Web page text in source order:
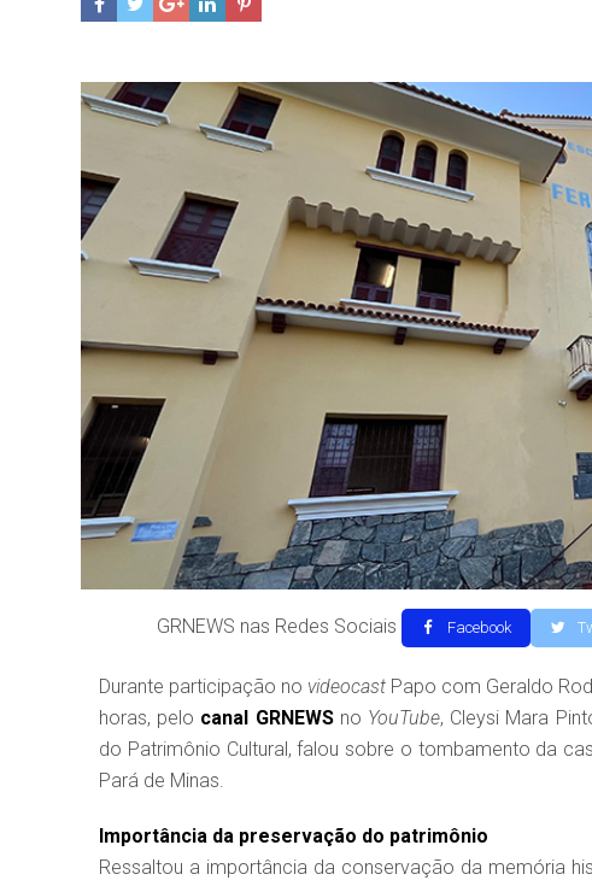
GRNEWS nas Redes Sociais Facebook
Durante participação no videocast Papo com Geraldo
horas, pelo canal GRNEWSno YouTube, Cleysi Mara
do Patrimônio Cultural, falou sobre o tombamento da
Pará de Minas.
Importância da preservação do patrimônio
Ressaltou a importância da conservação da memória